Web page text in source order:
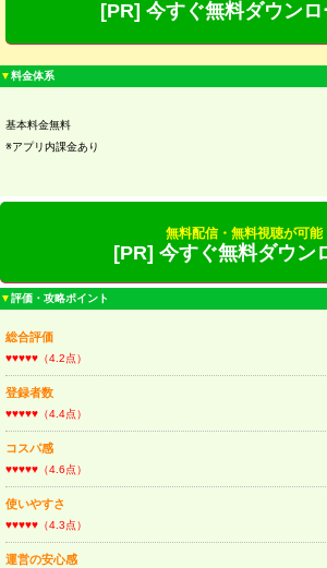
[PR] 今すぐ無料ダウンロ
▼料金体系
基本料金無料
※アプリ内課金あり
無料配信・無料視聴が可能
[PR] 今すぐ無料ダウン
▼評価・攻略ポイント
総合評価
♥♥♥♥♥（4.2点）
登録者数
♥♥♥♥♥（4.4点）
コスパ感
♥♥♥♥♥（4.6点）
使いやすさ
♥♥♥♥♥（4.3点）
運営の安心感